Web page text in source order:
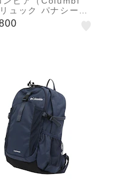
ュック パナシーア
バックパック PU87